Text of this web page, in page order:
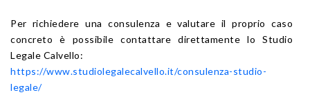
Per richiedere una consulenza e valutare il proprio caso
concreto è possibile contattare direttamente lo Studio
Legale Calvello:
https://www.studiolegalecalvello.it/consulenza-studio-
legale/